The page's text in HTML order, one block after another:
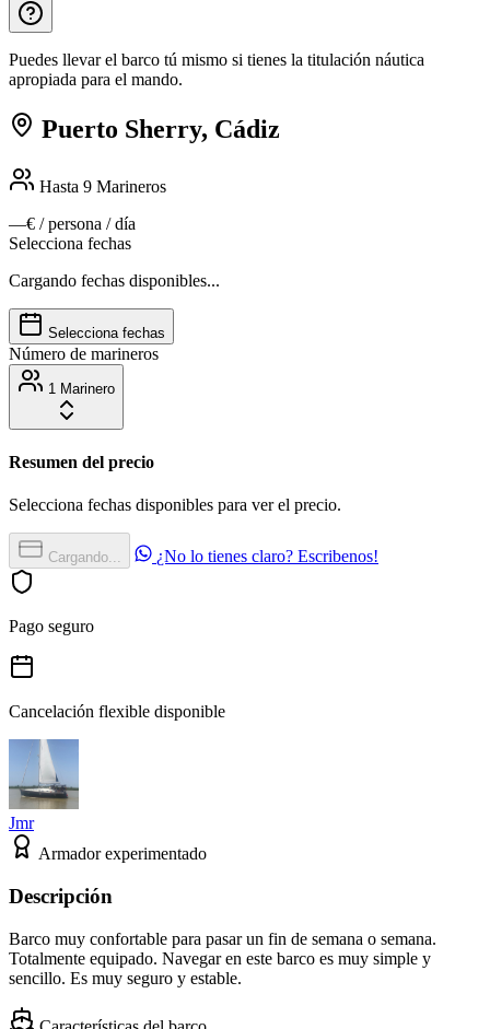
Puedes llevar el barco tú mismo si tienes la titulación náutica
apropiada para el mando.
Puerto Sherry, Cádiz
Hasta 9 Marineros
—€ / persona / día
Selecciona fechas
Cargando fechas disponibles...
Selecciona fechas
Número de marineros
1 Marinero
Resumen del precio
Selecciona fechas disponibles para ver el precio.
Cargando... ¿No lo tienes claro? Escribenos!
Pago seguro
Cancelación flexible disponible
Jmr
Armador experimentado
Descripción
Barco muy confortable para pasar un fin de semana o semana.
Totalmente equipado. Navegar en este barco es muy simple y
sencillo. Es muy seguro y estable.